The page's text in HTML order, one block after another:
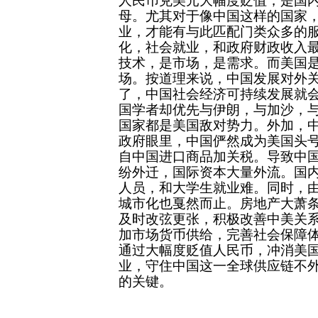
母。尤其对于像中国这样的国家
业，才能有与此匹配门类众多的
化，社会就业，和政府财政收入
技术，是市场，是需求。而美国
场。按道理来说，中国发展对外
了，中国社会经济可持续发展就
国学者却优先与伊朗，与加沙，
国家都是美国敌对势力。外加，
政府眼里，中国俨然成为美国头
自中国进口商品加关税。导致中
纷外迁，国际资本大量外流。国
人员，和大学生就业难。同时，
城市化也戛然而止。房地产大萧
及时改弦更张，积极改善中美关
加市场货币供给，完善社会保障
通过大幅度贬值人民币，冲消美
业，守住中国这一全球供应链不
的关键。